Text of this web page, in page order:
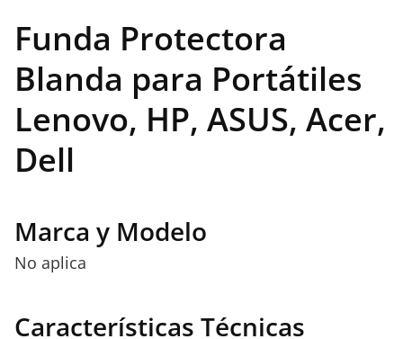
Funda Protectora
Blanda para Portátiles
Lenovo, HP, ASUS, Acer,
Dell
Marca y Modelo
No aplica
Características Técnicas